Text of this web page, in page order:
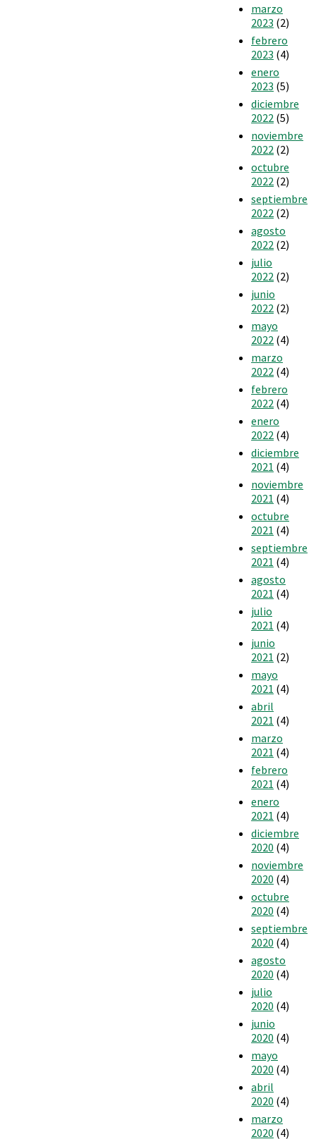
marzo
2023 (2)
febrero
2023 (4)
enero
2023 (5)
diciembre
2022 (5)
noviembre
2022 (2)
octubre
2022 (2)
septiembre
2022 (2)
agosto
2022 (2)
julio
2022 (2)
junio
2022 (2)
mayo
2022 (4)
marzo
2022 (4)
febrero
2022 (4)
enero
2022 (4)
diciembre
2021 (4)
noviembre
2021 (4)
octubre
2021 (4)
septiembre
2021 (4)
agosto
2021 (4)
julio
2021 (4)
junio
2021 (2)
mayo
2021 (4)
abril
2021 (4)
marzo
2021 (4)
febrero
2021 (4)
enero
2021 (4)
diciembre
2020 (4)
noviembre
2020 (4)
octubre
2020 (4)
septiembre
2020 (4)
agosto
2020 (4)
julio
2020 (4)
junio
2020 (4)
mayo
2020 (4)
abril
2020 (4)
marzo
2020 (4)